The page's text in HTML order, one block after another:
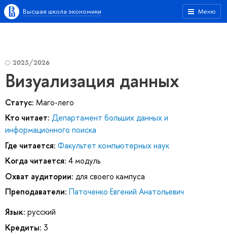
Меню
Высшая школа экономики
2025/2026
Визуализация данных
Статус: Маго-лего
Кто читает: Департамент больших данных и
информационного поиска
Где читается: Факультет компьютерных наук
Когда читается: 4 модуль
Охват аудитории: для своего кампуса
Преподаватели: Паточенко Евгений Анатольевич
Язык: русский
Кредиты: 3